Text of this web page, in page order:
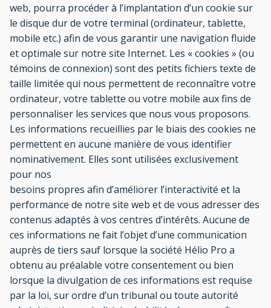
web, pourra procéder à l’implantation d’un cookie sur
le disque dur de votre terminal (ordinateur, tablette,
mobile etc.) afin de vous garantir une navigation fluide
et optimale sur notre site Internet. Les « cookies » (ou
témoins de connexion) sont des petits fichiers texte de
taille limitée qui nous permettent de reconnaître votre
ordinateur, votre tablette ou votre mobile aux fins de
personnaliser les services que nous vous proposons.
Les informations recueillies par le biais des cookies ne
permettent en aucune manière de vous identifier
nominativement. Elles sont utilisées exclusivement
pour nos
besoins propres afin d’améliorer l’interactivité et la
performance de notre site web et de vous adresser des
contenus adaptés à vos centres d’intérêts. Aucune de
ces informations ne fait l’objet d’une communication
auprès de tiers sauf lorsque la société Hélio Pro a
obtenu au préalable votre consentement ou bien
lorsque la divulgation de ces informations est requise
par la loi, sur ordre d’un tribunal ou toute autorité